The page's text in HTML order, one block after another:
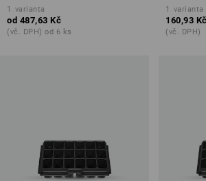
1 varianta
od 487,63 Kč
(vč. DPH) od 6 ks
1 varianta
160,93 Kč
(vč. DPH)